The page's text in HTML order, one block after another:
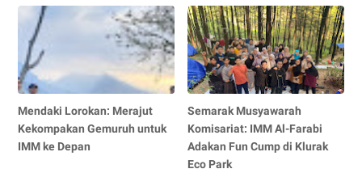
Mendaki Lorokan: Merajut
Kekompakan Gemuruh untuk
IMM ke Depan
Semarak Musyawarah
Komisariat: IMM Al-Farabi
Adakan Fun Cump di Klurak
Eco Park